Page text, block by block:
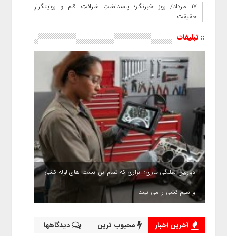
۱۷ مرداد/ روز خبرنگار؛ پاسداشتِ شرافتِ قلم و روایتگرانِ
حقیقت
:: تبلیغات
دوربین شلنگی ماری؛ ابزاری که تمام بن بست های لوله کشی
و سیم کشی را می بیند
آخرین اخبار محبوب ترین دیدگاهها